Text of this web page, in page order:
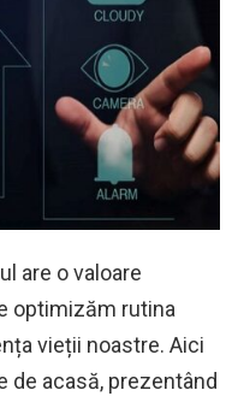
are o valoare
optimizăm rutina
vieții noastre. Aici
de acasă, prezentând